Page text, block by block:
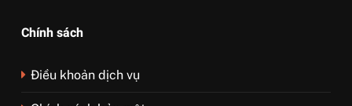
Chính sách
Điều khoản dịch vụ